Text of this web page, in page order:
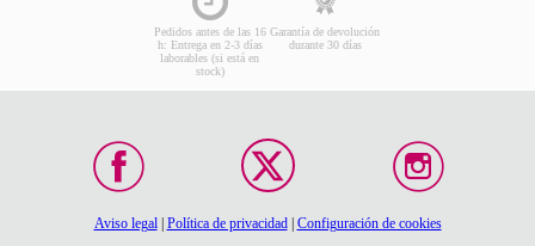
Pedidos antes de las 16
h: Entrega en 2-3 días
laborables (si está en
stock)
Garantía de devolución
durante 30 días
Aviso legal| Política de privacidad| Configuración de cookies